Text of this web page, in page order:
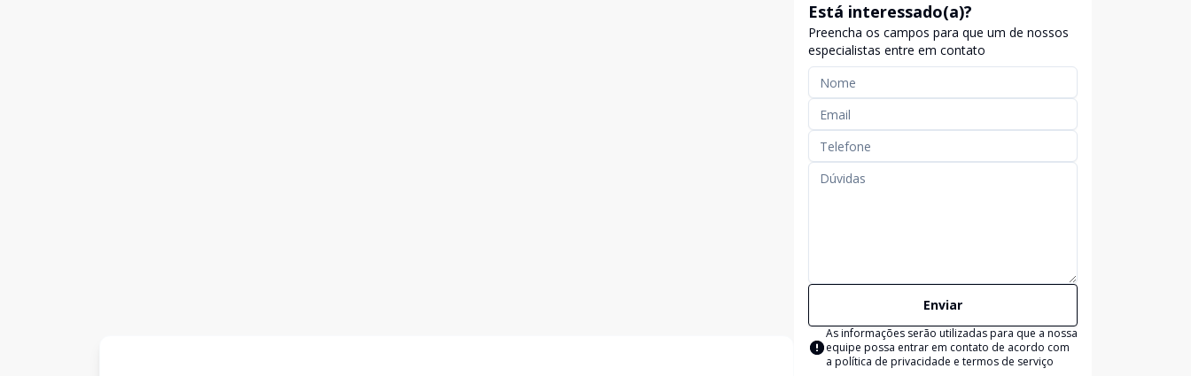
Está interessado(a)?
Preencha os campos para que um de nossos
especialistas entre em contato
Enviar
As informações serão utilizadas para que a nossa
equipe possa entrar em contato de acordo com
a política de privacidade e termos de serviço